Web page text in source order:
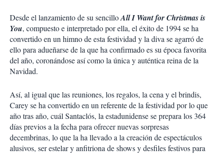
Desde el lanzamiento de su sencilloAll I Want for Christmas is
You, compuesto e interpretado por ella, el éxito de 1994 se ha
convertido en un himno de esta festividad y la diva se agarró de
ello para adueñarse de la que ha confirmado es su época favorita
del año, coronándose así como la única y auténtica reina de la
Navidad.
Así, al igual que las reuniones, los regalos, la cena y el brindis,
Carey se ha convertido en un referente de la festividad por lo que
año tras año, cuál Santaclós, la estadunidense se prepara los 364
días previos a la fecha para ofrecer nuevas sorpresas
decembrinas, lo que la ha llevado a la creación de espectáculos
alusivos, ser estelar y anfitriona de shows y desfiles festivos para